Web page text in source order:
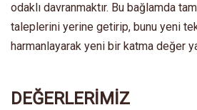
odaklı davranmaktır. Bu bağlamda
taleplerini yerine getirip, bunu yeni
harmanlayarak yeni bir katma değer
DEĞERLERİMİZ